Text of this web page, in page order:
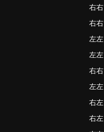
右右
右右
左左
左左
右右
左左
右左
右左